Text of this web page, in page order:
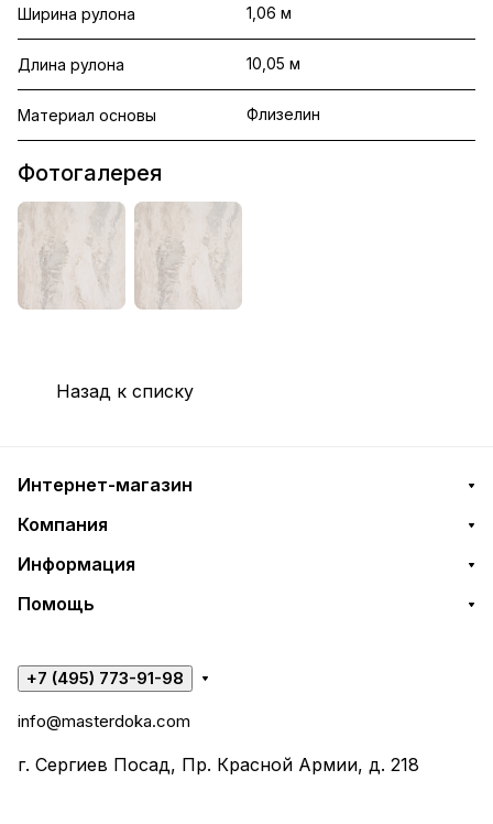
Ширина рулона 1,06 м
Длина рулона 10,05 м
Материал основы Флизелин
Фотогалерея
Назад к списку
Интернет-магазин
Компания
Информация
Помощь
+7 (495) 773-91-98
info@masterdoka.com
г. Сергиев Посад, Пр. Красной Армии, д. 218